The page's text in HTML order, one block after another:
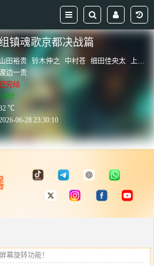
镇魂歌京都决战篇
山田裕贵 铃木伸之 中村苍 细田佳央太 上杉柊平
边一贵
已完结
分
℃
06-28 23:30:10
幕旋转功能！